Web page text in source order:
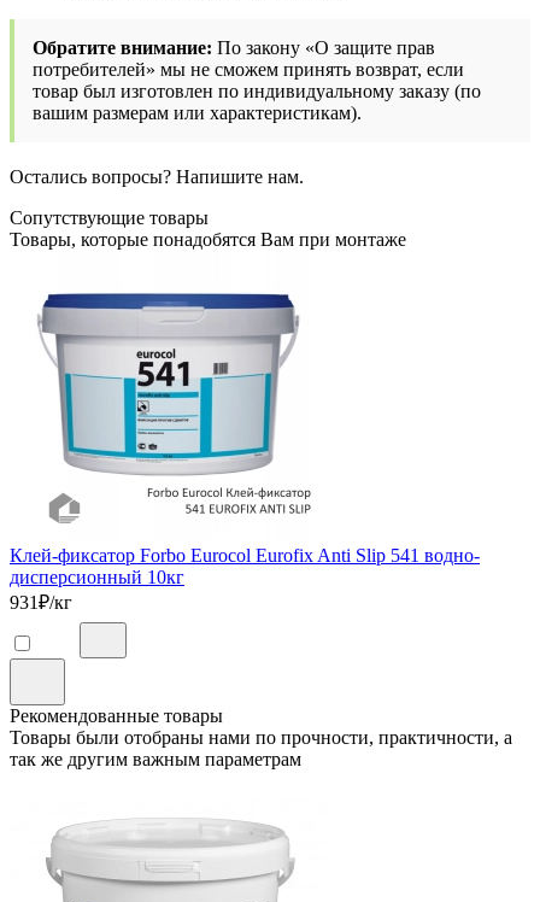
Обратите внимание: По закону «О защите прав
потребителей» мы не сможем принять возврат, если
товар был изготовлен по индивидуальному заказу (по
вашим размерам или характеристикам).
Остались вопросы? Напишите нам.
Сопутствующие товары
Товары, которые понадобятся Вам при монтаже
Клей-фиксатор Forbo Eurocol Eurofix Anti Slip 541 водно-
дисперсионный 10кг
931₽/кг
Рекомендованные товары
Товары были отобраны нами по прочности, практичности, а
так же другим важным параметрам